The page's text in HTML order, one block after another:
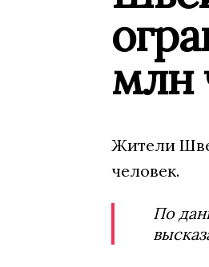
млн
Жители
человек.
По